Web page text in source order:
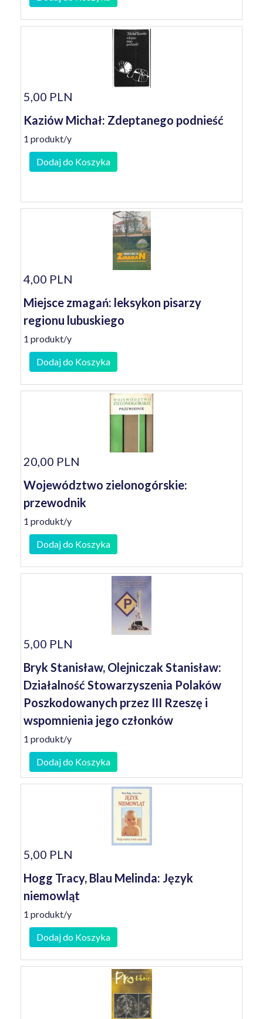
5,00 PLN
Kaziów Michał: Zdeptanego podnieść
1 produkt/y
Dodaj do Koszyka
4,00 PLN
Miejsce zmagań: leksykon pisarzy
regionu lubuskiego
1 produkt/y
Dodaj do Koszyka
20,00 PLN
Województwo zielonogórskie:
przewodnik
1 produkt/y
Dodaj do Koszyka
5,00 PLN
Bryk Stanisław, Olejniczak Stanisław:
Działalność Stowarzyszenia Polaków
Poszkodowanych przez III Rzeszę i
wspomnienia jego członków
1 produkt/y
Dodaj do Koszyka
5,00 PLN
Hogg Tracy, Blau Melinda: Język
niemowląt
1 produkt/y
Dodaj do Koszyka